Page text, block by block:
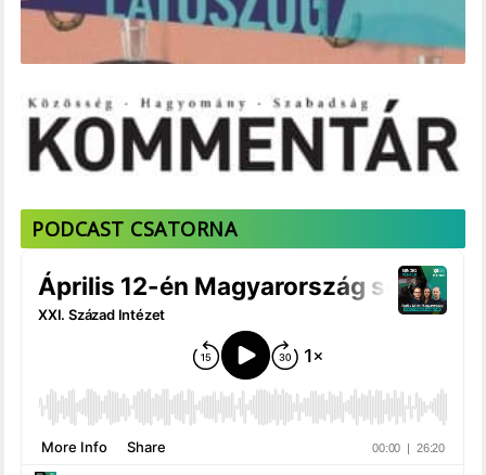
PODCAST CSATORNA